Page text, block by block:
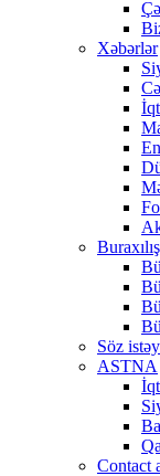
Xəbərlər
Söz
ASTNA
Contact